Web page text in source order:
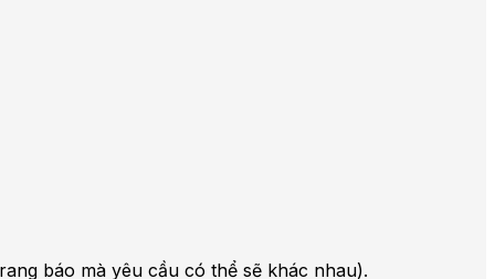
báo mà yêu cầu có thể sẽ khác nhau).